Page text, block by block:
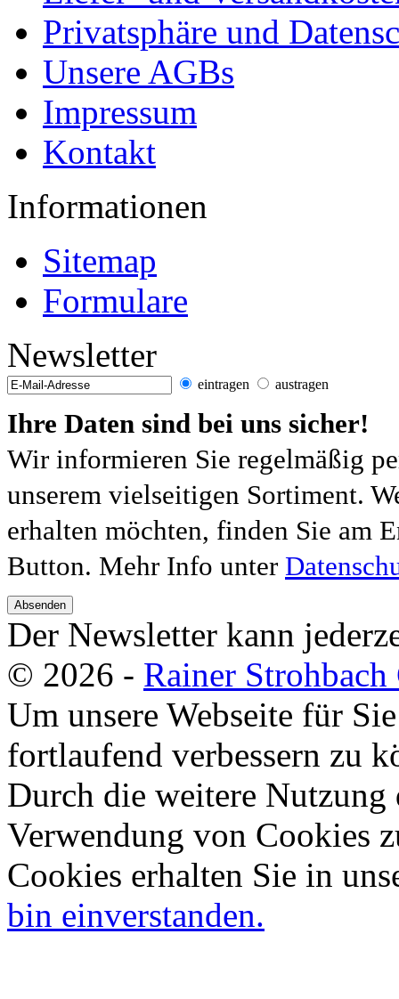
Privatsphäre und
Unsere AGBs
Impressum
Kontakt
Informationen
Sitemap
Formulare
Newsletter
eintragen austragen
Ihre Daten sind bei uns sicher!
Wir informieren Sie regelmäßig
unserem vielseitigen Sortiment.
erhalten möchten, finden Sie am
Button. Mehr Info unter
Absenden
Der Newsletter kann
© 2026 - Rainer
Um unsere Webseite für
fortlaufend verbessern zu
Durch die weitere Nutzung
Verwendung von Cookies
Cookies erhalten Sie in
bin einverstanden.